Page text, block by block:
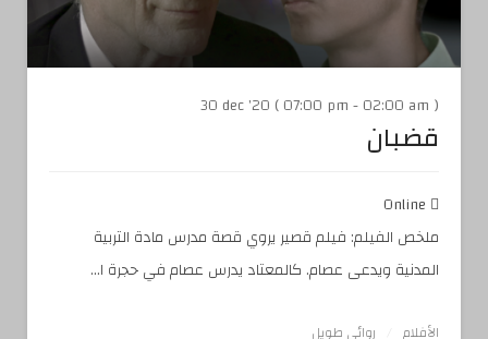
30 dec '20 ( 07:00 pm - 02:00 am )
قضبان
ملخص الفيلم: فيلم قصير يروي قصة مدرس مادة التربية
المدنية ويدعى عصام. كالمعتاد يدرس عصام في حجرة ا...
الأفلام روائي طويل